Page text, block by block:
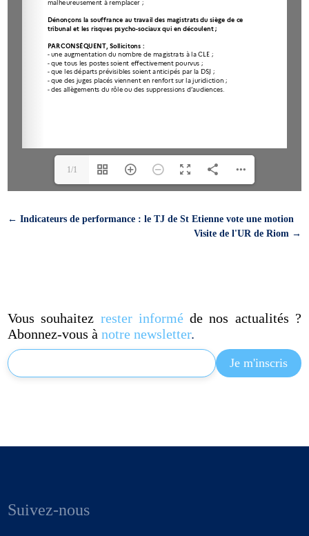
1/1
←Indicateurs de performance : le TJ de St Etienne vote une motion
Visite de l'UR de Riom →
Vous souhaitez rester informéde nos actualités ?
Abonnez-vous ànotre newsletter.
Suivez-nous